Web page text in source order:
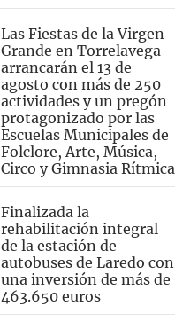
Las Fiestas de la Virgen
Grande en Torrelavega
arrancarán el 13 de
agosto con más de 250
actividades y un pregón
protagonizado por las
Escuelas Municipales de
Folclore, Arte, Música,
Circo y Gimnasia Rítmica
Finalizada la
rehabilitación integral
de la estación de
autobuses de Laredo con
una inversión de más de
463.650 euros